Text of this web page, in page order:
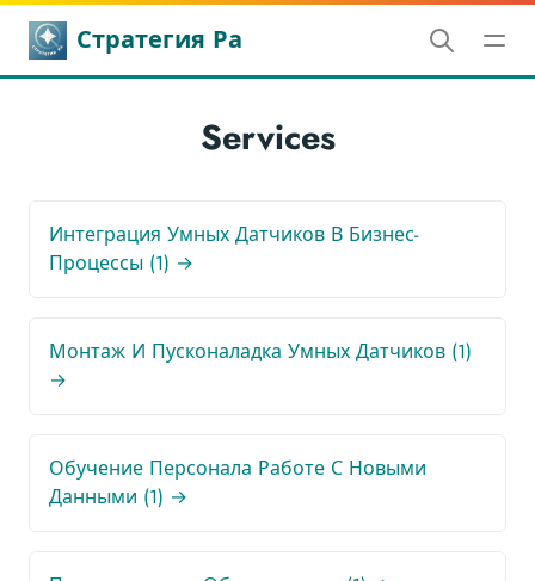
Стратегия Ра
Services
Интеграция Умных Датчиков В Бизнес-
Процессы (1) →
Монтаж И Пусконаладка Умных Датчиков (1)
→
Обучение Персонала Работе С Новыми
Данными (1) →